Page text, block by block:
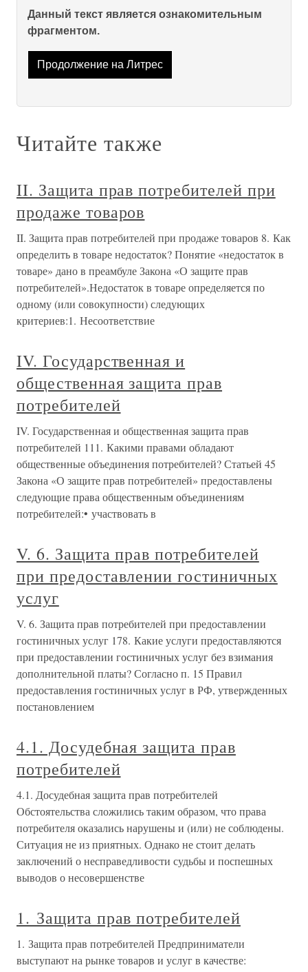
Данный текст является ознакомительным
фрагментом.
Продолжение на Литрес
Читайте также
II. Защита прав потребителей при
продаже товаров
II. Защита прав потребителей при продаже товаров 8. Как
определить в товаре недостаток? Понятие «недостаток в
товаре» дано в преамбуле Закона «О защите прав
потребителей».Недостаток в товаре определяется по
одному (или совокупности) следующих
критериев:1. Несоответствие
IV. Государственная и
общественная защита прав
потребителей
IV. Государственная и общественная защита прав
потребителей 111. Какими правами обладают
общественные объединения потребителей? Статьей 45
Закона «О защите прав потребителей» предоставлены
следующие права общественным объединениям
потребителей:• участвовать в
V. 6. Защита прав потребителей
при предоставлении гостиничных
услуг
V. 6. Защита прав потребителей при предоставлении
гостиничных услуг 178. Какие услуги предоставляются
при предоставлении гостиничных услуг без взимания
дополнительной платы? Согласно п. 15 Правил
предоставления гостиничных услуг в РФ, утвержденных
постановлением
4.1. Досудебная защита прав
потребителей
4.1. Досудебная защита прав потребителей
Обстоятельства сложились таким образом, что права
потребителя оказались нарушены и (или) не соблюдены.
Ситуация не из приятных. Однако не стоит делать
заключений о несправедливости судьбы и поспешных
выводов о несовершенстве
1. Защита прав потребителей
1. Защита прав потребителей Предприниматели
выступают на рынке товаров и услуг в качестве: